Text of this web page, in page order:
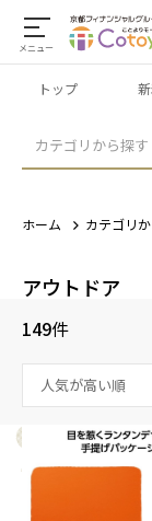
メニュー
カテゴリから探す
トップ
ホーム カテゴリ
アウトドア
149件